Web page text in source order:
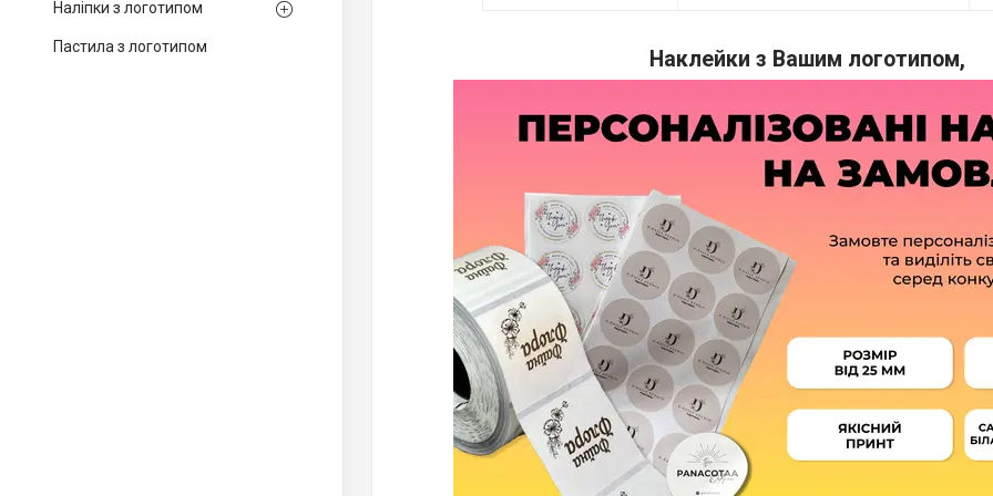
Наліпки з логотипом
Пастила з логотипом
Наклейки з Вашим логотипом,